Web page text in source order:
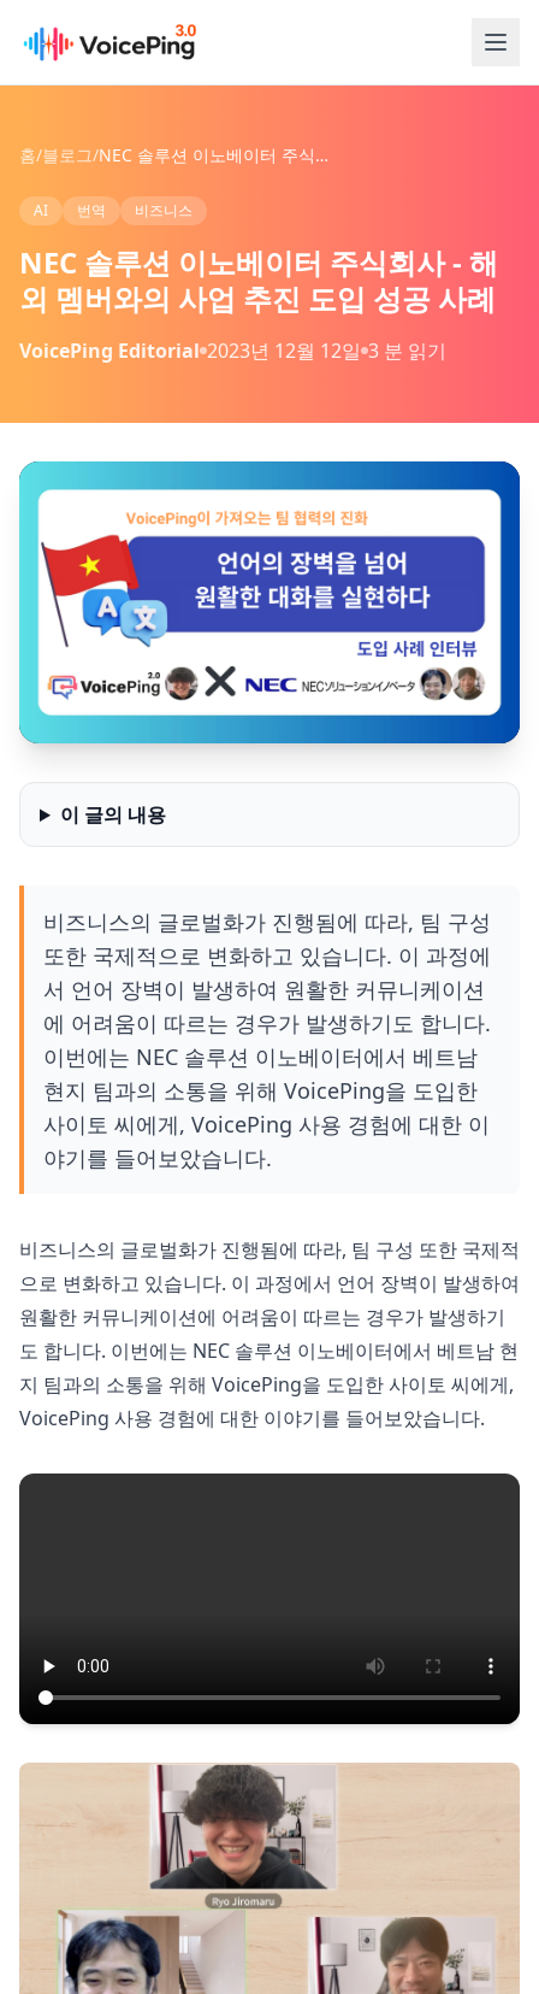
홈/블로그/ NEC 솔루션 이노베이터 주식회사 - 해외 멤버와의 사업 추진 도입 성공 사례
AI 번역 비즈니스
NEC 솔루션 이노베이터 주식회사 - 해
외 멤버와의 사업 추진 도입 성공 사례
VoicePing Editorial 2023년 12월 12일 3 분 읽기
이 글의 내용
비즈니스의 글로벌화가 진행됨에 따라, 팀 구성
또한 국제적으로 변화하고 있습니다. 이 과정에
서 언어 장벽이 발생하여 원활한 커뮤니케이션
에 어려움이 따르는 경우가 발생하기도 합니다.
이번에는 NEC 솔루션 이노베이터에서 베트남
현지 팀과의 소통을 위해 VoicePing을 도입한
사이토 씨에게, VoicePing 사용 경험에 대한 이
야기를 들어보았습니다.
비즈니스의 글로벌화가 진행됨에 따라, 팀 구성 또한 국제적
으로 변화하고 있습니다. 이 과정에서 언어 장벽이 발생하여
원활한 커뮤니케이션에 어려움이 따르는 경우가 발생하기
도 합니다. 이번에는 NEC 솔루션 이노베이터에서 베트남 현
지 팀과의 소통을 위해 VoicePing을 도입한 사이토 씨에게,
VoicePing 사용 경험에 대한 이야기를 들어보았습니다.